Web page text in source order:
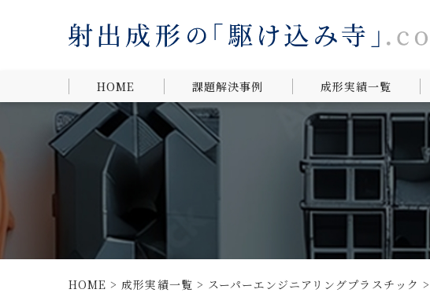
HOME 課題解決事例
材質提案による、
お客様ニーズの実
ストダウン
成形実績一覧
材質から探す
形状・用途から探
業界から探す
HOME > 成形実績一覧 > スーパーエンジニアリングプラスチック >